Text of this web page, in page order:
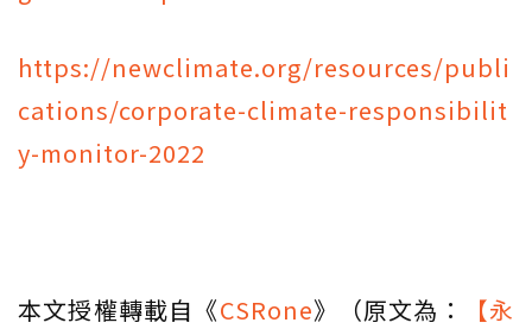
https://newclimate.org/resources/publi
cations/corporate-climate-responsibilit
y-monitor-2022
本文授權轉載自《CSRone》（原文為：
【永